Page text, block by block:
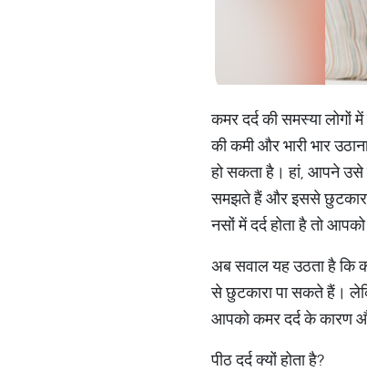
कमर दर्द की समस्या लोगों
की कमी और भारी भार
हो सकता है। हां, आपने उसे
समझते हैं और इससे छुटकारा
नसों में दर्द होता है तो
अब सवाल यह उठता है कि
से छुटकारा पा सकते हैं।
आपको कमर दर्द के कारण
पीठ दर्द क्यों होता है?